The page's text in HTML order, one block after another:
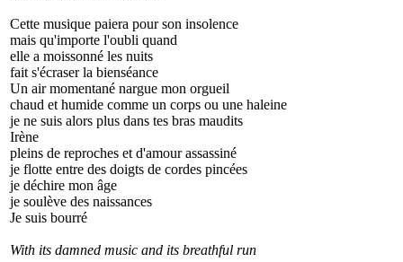
Cette musique paiera pour son insolence
mais qu'importe l'oubli quand
elle a moissonné les nuits
fait s'écraser la bienséance
Un air momentané nargue mon orgueil
chaud et humide comme un corps ou une haleine
je ne suis alors plus dans tes bras maudits
Irène
pleins de reproches et d'amour assassiné
je flotte entre des doigts de cordes pincées
je déchire mon âge
je soulève des naissances
Je suis bourré
With its damned music and its breathful run